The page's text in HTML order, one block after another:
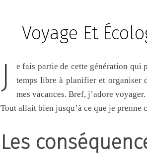
Voyage Et
J
e fais partie de cette génération qui prend l’avion comme s’il s’agissait d’aller au cinéma. Je passe mon
temps libre à planifier et organiser
mes vacances. Bref, j’adore voyager.
Tout allait bien jusqu’à ce que je prenne
Les